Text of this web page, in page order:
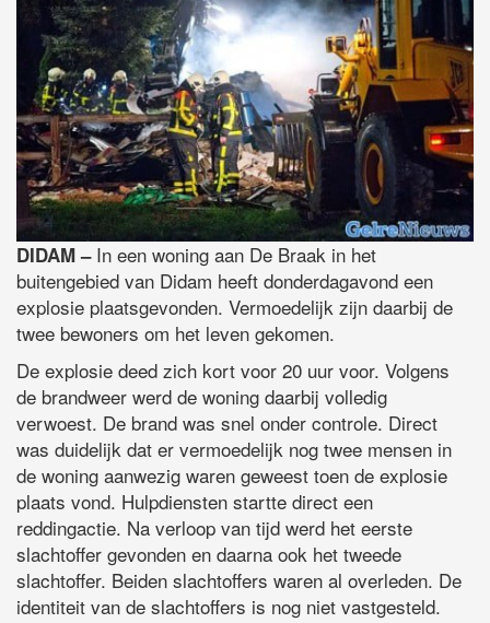
DIDAM –In een woning aan De Braak in het
buitengebied van Didam heeft donderdagavond een
explosie plaatsgevonden. Vermoedelijk zijn daarbij de
twee bewoners om het leven gekomen.
De explosie deed zich kort voor 20 uur voor. Volgens
de brandweer werd de woning daarbij volledig
verwoest. De brand was snel onder controle. Direct
was duidelijk dat er vermoedelijk nog twee mensen in
de woning aanwezig waren geweest toen de explosie
plaats vond. Hulpdiensten startte direct een
reddingactie. Na verloop van tijd werd het eerste
slachtoffer gevonden en daarna ook het tweede
slachtoffer. Beiden slachtoffers waren al overleden. De
identiteit van de slachtoffers is nog niet vastgesteld.